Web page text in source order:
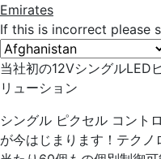
Emirates
If this is incorrect please
当社初の12VシングルLED
リューション
シングル ピクセル コント
が今はじまります！テク